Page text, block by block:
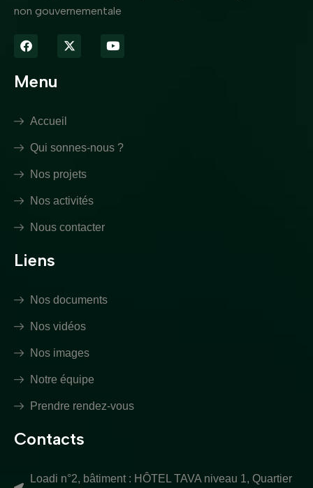
non gouvernementale
Menu
Accueil
Qui sonnes-nous ?
Nos projets
Nos activités
Nous contacter
Liens
Nos documents
Nos vidéos
Nos images
Notre équipe
Prendre rendez-vous
Contacts
Loadi n°2, bâtiment : HÔTEL TAVA niveau 1, Quartier